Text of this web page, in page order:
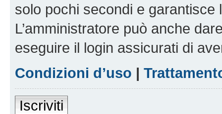
solo pochi secondi e garantisce
L’amministratore può anche
eseguire il login assicurati di
Condizioni d’uso |
Iscriviti